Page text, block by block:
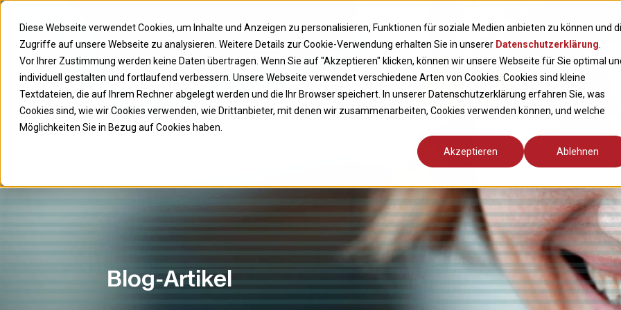
Diese Webseite verwendet Cookies, um Inhalte und Anzeigen zu personalisieren, Funktionen für soziale Medien anbieten zu können und
Zugriffe auf unsere Webseite zu analysieren. Weitere Details zur Cookie-Verwendung erhalten Sie in unserer Datenschutzerklärung
Vor Ihrer Zustimmung werden keine Daten übertragen. Wenn Sie auf "Akzeptieren" klicken, können wir unsere Webseite für Sie optimal
individuell gestalten und fortlaufend verbessern. Unsere Webseite verwendet verschiedene Arten von Cookies. Cookies sind kleine
Textdateien, die auf Ihrem Rechner abgelegt werden und die Ihr Browser speichert. In unserer Datenschutzerklärung erfahren Sie, was
Cookies sind, wie wir Cookies verwenden, wie Drittanbieter, mit denen wir zusammenarbeiten, Cookies verwenden können, und welche
Möglichkeiten Sie in Bezug auf Cookies haben.
Akzeptieren Ablehnen
Blog-Artikel